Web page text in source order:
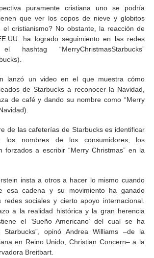
puramente cristiana uno se podría
que ver los copos de nieve y globitos
el cristianismo? No obstante, la reacción de
ha logrado seguimiento en las redes
hashtag “MerryChristmasStarbucks”
lanzó un video en el que muestra cómo
de Starbucks a reconocer la Navidad,
de café y dando su nombre como “Merry
de las cafeterías de Starbucks es identificar
los nombres de los consumidores, los
forzados a escribir “Merry Christmas” en la
insta a otros a hacer lo mismo cuando
esa cadena y su movimiento ha ganado
redes sociales y cierto apoyo internacional.
a la realidad histórica y la gran herencia
el ‘Sueño Americano’ del cual se ha
Starbucks”, opinó Andrea Williams –de la
en Reino Unido, Christian Concern– a la
Breitbart.